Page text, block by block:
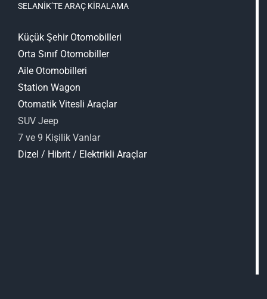
SELANIK’TE ARAÇ KIRALAMA
Küçük Şehir Otomobilleri
Orta Sınıf Otomobiller
Aile Otomobilleri
Station Wagon
Otomatik Vitesli Araçlar
SUV Jeep
7 ve 9 Kişilik Vanlar
Dizel / Hibrit / Elektrikli Araçlar